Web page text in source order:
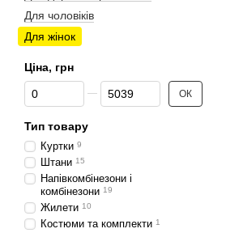
Для чоловіків
Для жінок
Ціна, грн
Від Ціна, грн
До Ціна, грн ОК
Тип товару
Куртки 9
Штани 15
Напівкомбінезони і
комбінезони 19
Жилети 10
Костюми та комплекти 1